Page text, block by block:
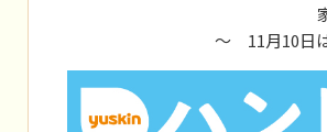
～ 11月10日